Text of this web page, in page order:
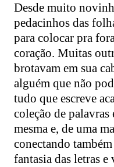
Desde muito
pedacinhos das
para colocar pra
coração. Muitas
brotavam em sua
alguém que não
tudo que escreve
coleção de palavras
mesma e, de uma
conectando também
fantasia das letras e